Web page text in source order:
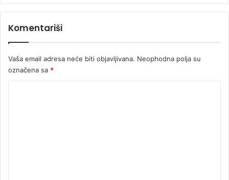
Komentariši
Vaša email adresa neće biti objavljivana. Neophodna polja su
označena sa *